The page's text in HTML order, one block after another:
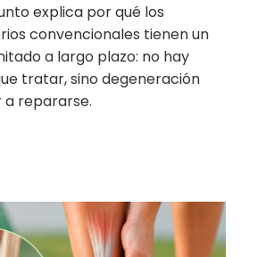
explica por qué los
convencionales tienen un
a largo plazo: no hay
tratar, sino degeneración
a repararse.